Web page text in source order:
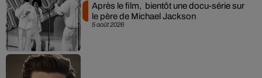
5 août 2026
Après le film, bientôt une docu-série sur
le père de Michael Jackson